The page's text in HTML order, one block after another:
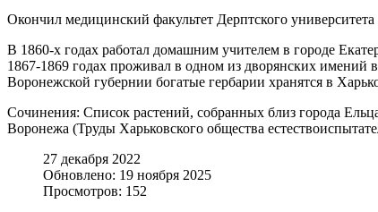
Окончил медицинский факультет Дерптского университета
В 1860-х годах работал домашним учителем в городе
1867-1869 годах проживал в одном из дворянских имений
Воронежской губернии богатые гербарии хранятся в
Сочинения: Список растений, собранных близ города
Воронежа (Труды Харьковского общества
27 декабря 2022
Обновлено: 19 ноября 2025
Просмотров: 152